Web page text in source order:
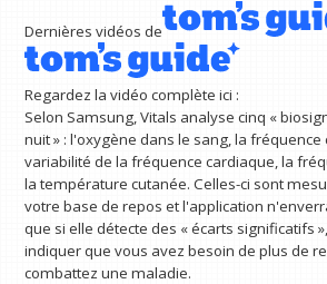
Dernières vidéos de
Regardez la vidéo complète ici :
Selon Samsung, Vitals analyse cinq «
nuit » : l'oxygène dans le sang, la fréquence
variabilité de la fréquence cardiaque, la
la température cutanée. Celles-ci sont
votre base de repos et l'application
que si elle détecte des « écarts significatifs
indiquer que vous avez besoin de plus de
combattez une maladie.